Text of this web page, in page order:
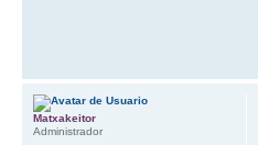
Matxakeitor
Administrador